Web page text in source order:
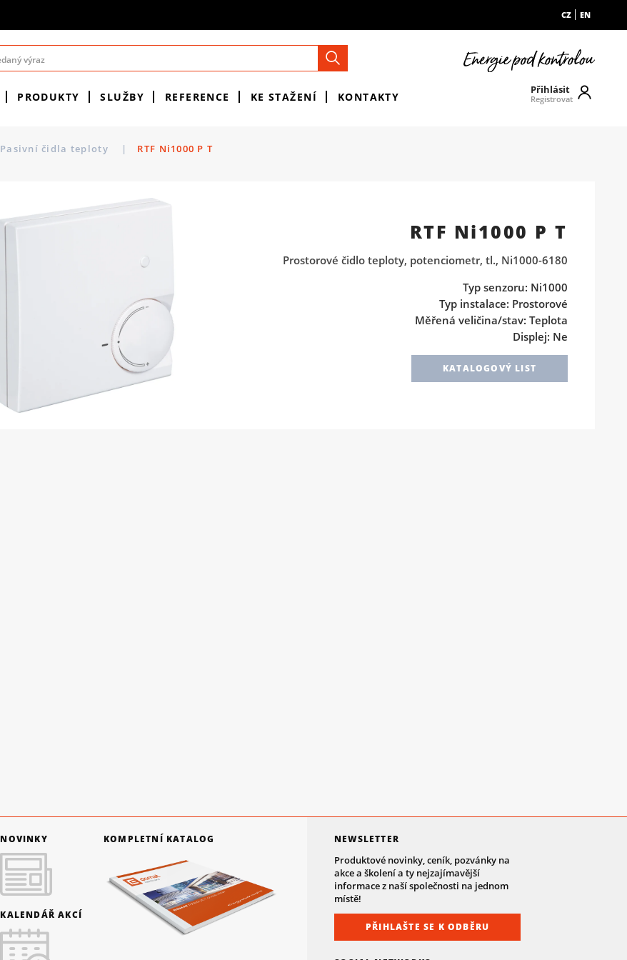
CZ EN
PRODUKTY SLUŽBY REFERENCE KE STAŽENÍ KONTAKTY
Přihlásit
Registrovat
Pasivní čidla teploty | RTF Ni1000 P T
RTF Ni1000 P T
Prostorové čidlo teploty, potenciometr, tl., Ni1000-6180
Typ senzoru: Ni1000
Typ instalace: Prostorové
Měřená veličina/stav: Teplota
Displej: Ne
KATALOGOVÝ LIST
NEWSLETTER
Produktové novinky, ceník, pozvánky na
akce a školení a ty nejzajímavější
informace z naší společnosti na jednom
místě!
PŘIHLAŠTE SE K ODBĚRU
NOVINKY
KALENDÁŘ AKCÍ
KOMPLETNÍ KATALOG